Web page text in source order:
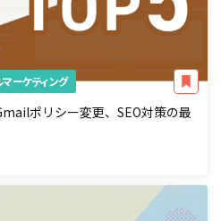
ーケティング
ポリシー変更、SEO対策の最